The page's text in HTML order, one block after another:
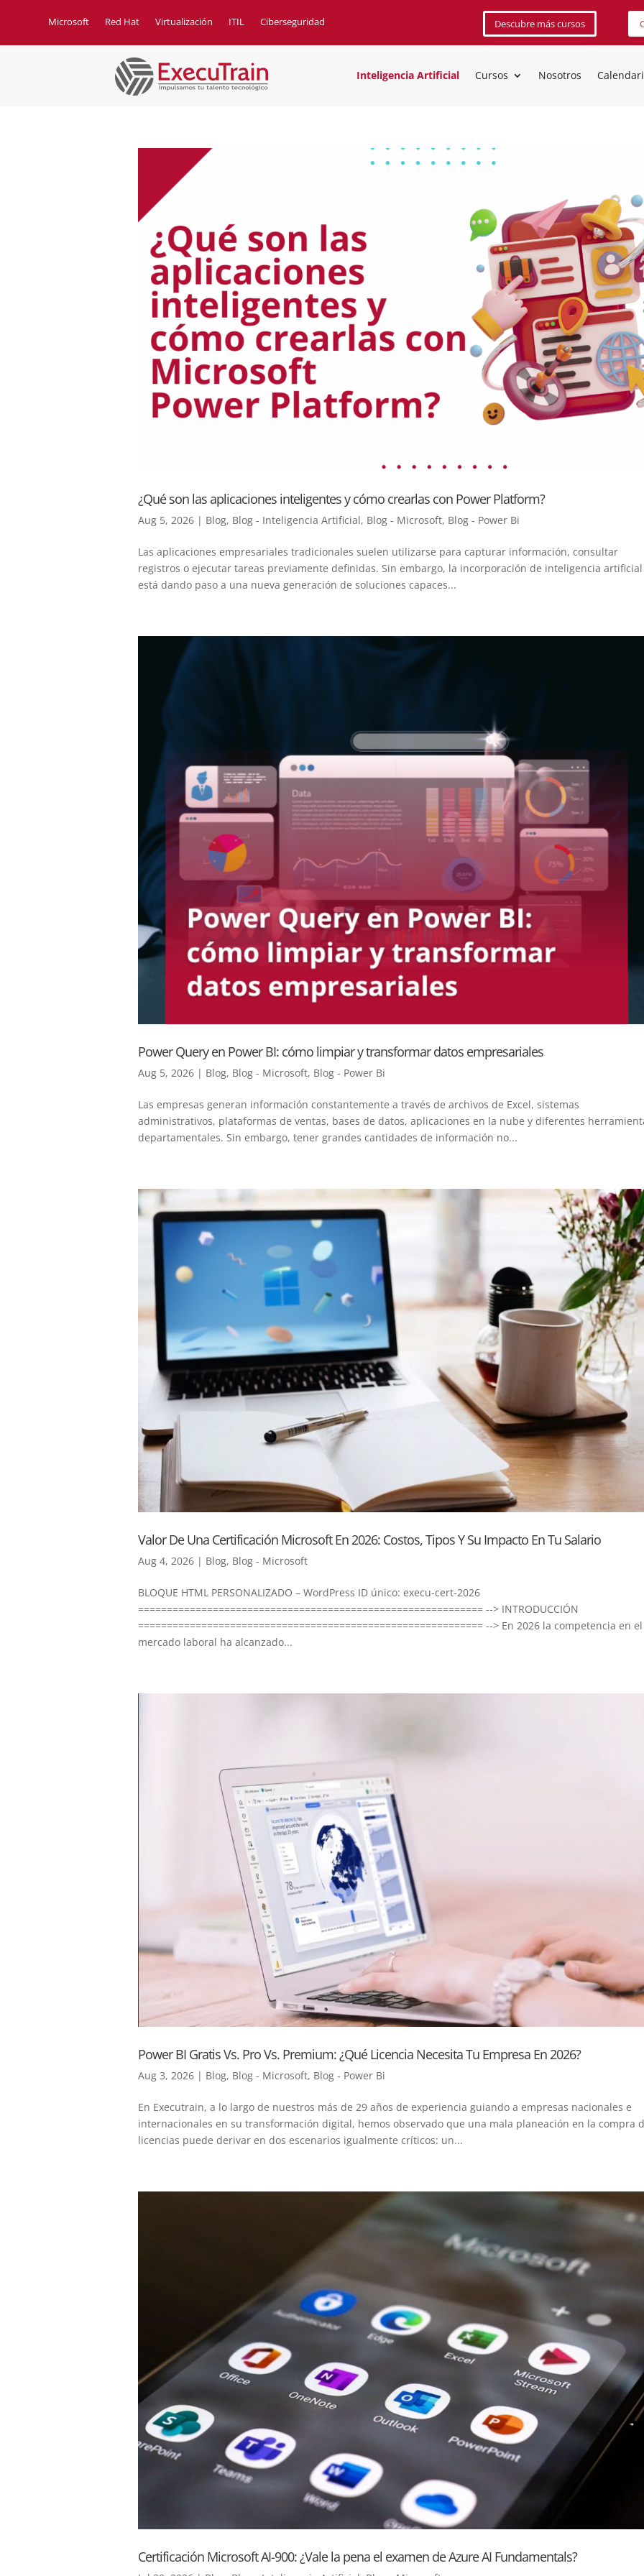
Microsoft Red Hat Virtualización ITIL Ciberseguridad Descubre más cursos
Inteligencia Artificial Cursos Nosotros
¿Qué son las aplicaciones inteligentes y cómo crearlas con Power Platform?
Aug 5, 2026 | Blog, Blog - Inteligencia Artificial, Blog - Microsoft, Blog - Power Bi
Las aplicaciones empresariales tradicionales suelen utilizarse para capturar información, consultar
registros o ejecutar tareas previamente definidas. Sin embargo, la incorporación de inteligencia artificial
está dando paso a una nueva generación de soluciones capaces...
Power Query en Power BI: cómo limpiar y transformar datos empresariales
Aug 5, 2026 | Blog, Blog - Microsoft, Blog - Power Bi
Las empresas generan información constantemente a través de archivos de Excel, sistemas
administrativos, plataformas de ventas, bases de datos, aplicaciones en la nube y diferentes
departamentales. Sin embargo, tener grandes cantidades de información no...
Valor De Una Certificación Microsoft En 2026: Costos, Tipos Y Su Impacto En Tu Salario
Aug 4, 2026 | Blog, Blog - Microsoft
BLOQUE HTML PERSONALIZADO – WordPress ID único: execu-cert-2026
============================================================ --> INTRODUCCIÓN
============================================================ --> En 2026 la competencia en el
mercado laboral ha alcanzado...
Power BI Gratis Vs. Pro Vs. Premium: ¿Qué Licencia Necesita Tu Empresa En 2026?
Aug 3, 2026 | Blog, Blog - Microsoft, Blog - Power Bi
En Executrain, a lo largo de nuestros más de 29 años de experiencia guiando a empresas nacionales e
internacionales en su transformación digital, hemos observado que una mala planeación en la compra
licencias puede derivar en dos escenarios igualmente críticos: un...
Certificación Microsoft AI-900: ¿Vale la pena el examen de Azure AI Fundamentals?